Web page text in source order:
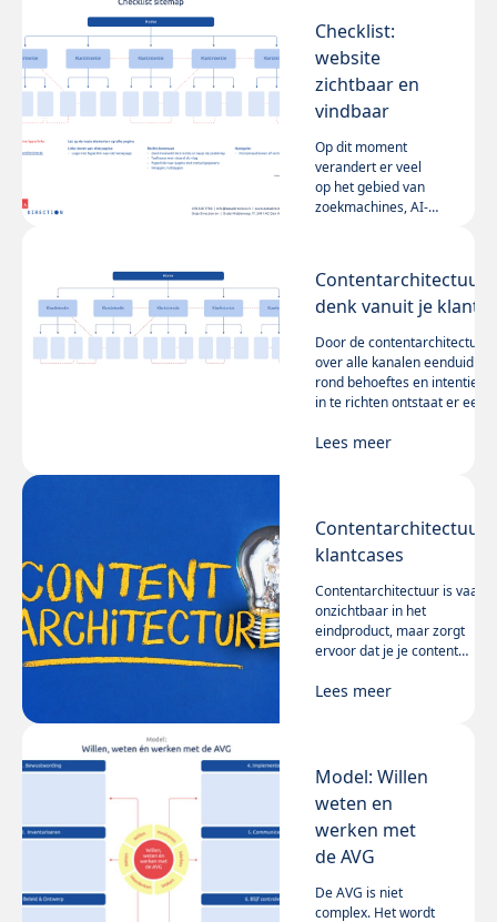
Checklist:
website
zichtbaar en
vindbaar
Op dit moment
verandert er veel
op het gebied van
zoekmachines, AI-
wetgeving. Om nog
relevant te zijn op
websites
fundamenteel
anders worden
ingericht dan we
checklist Website
Contentarchitectuur:
denk vanuit je klant
Door de contentarchitectuur
over alle kanalen eenduidig
rond behoeftes en intenties
in te richten ontstaat er een
vraaggerichte
Lees meer
Contentarchitectuur:
klantcases
Contentarchitectuur is vaak
onzichtbaar in het
eindproduct, maar zorgt
ervoor dat je je content
presenteert én efficiënt kunt
Lees meer
Model: Willen
weten en
werken met
de AVG
De AVG is niet
complex. Het wordt